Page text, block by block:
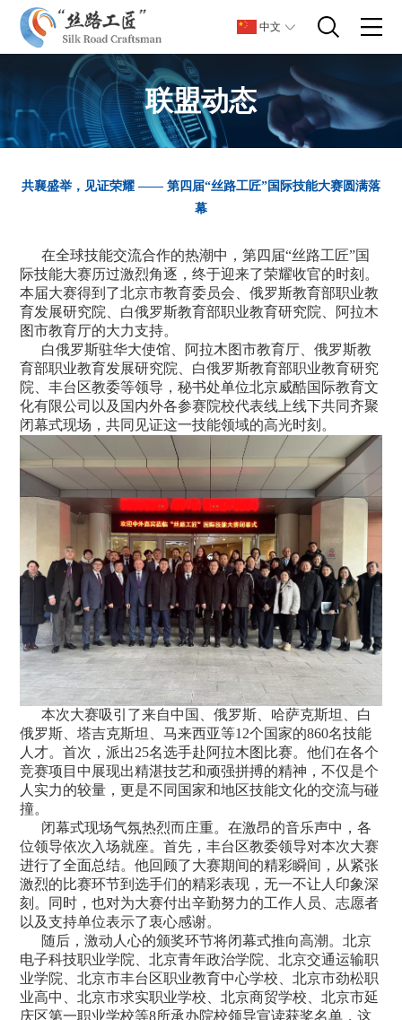
中文
联盟动态
共襄盛举，见证荣耀 —— 第四届“丝路工匠”国际技能大赛圆满落
幕
在全球技能交流合作的热潮中，第四届“丝路工匠”国
际技能大赛历过激烈角逐，终于迎来了荣耀收官的时刻。
本届大赛得到了北京市教育委员会、俄罗斯教育部职业教
育发展研究院、白俄罗斯教育部职业教育研究院、阿拉木
图市教育厅的大力支持。
白俄罗斯驻华大使馆、阿拉木图市教育厅、俄罗斯教
育部职业教育发展研究院、白俄罗斯教育部职业教育研究
院、丰台区教委等领导，秘书处单位北京威酷国际教育文
化有限公司以及国内外各参赛院校代表线上线下共同齐聚
闭幕式现场，共同见证这一技能领域的高光时刻。
本次大赛吸引了来自中国、俄罗斯、哈萨克斯坦、白
俄罗斯、塔吉克斯坦、马来西亚等12个国家的860名技能
人才。首次，派出25名选手赴阿拉木图比赛。他们在各个
竞赛项目中展现出精湛技艺和顽强拼搏的精神，不仅是个
人实力的较量，更是不同国家和地区技能文化的交流与碰
撞。
闭幕式现场气氛热烈而庄重。在激昂的音乐声中，各
位领导依次入场就座。首先，丰台区教委领导对本次大赛
进行了全面总结。他回顾了大赛期间的精彩瞬间，从紧张
激烈的比赛环节到选手们的精彩表现，无一不让人印象深
刻。同时，也对为大赛付出辛勤努力的工作人员、志愿者
以及支持单位表示了衷心感谢。
随后，激动人心的颁奖环节将闭幕式推向高潮。北京
电子科技职业学院、北京青年政治学院、北京交通运输职
业学院、北京市丰台区职业教育中心学校、北京市劲松职
业高中、北京市求实职业学校、北京商贸学校、北京市延
庆区第一职业学校等8所承办院校领导宣读获奖名单，这